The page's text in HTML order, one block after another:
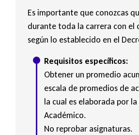
Es importante que conozcas
durante toda la carrera con el
según lo establecido en el
Requisitos específicos:
Obtener un promedio
escala de promedios de
la cual es elaborada por
Académico.
No reprobar asignaturas.